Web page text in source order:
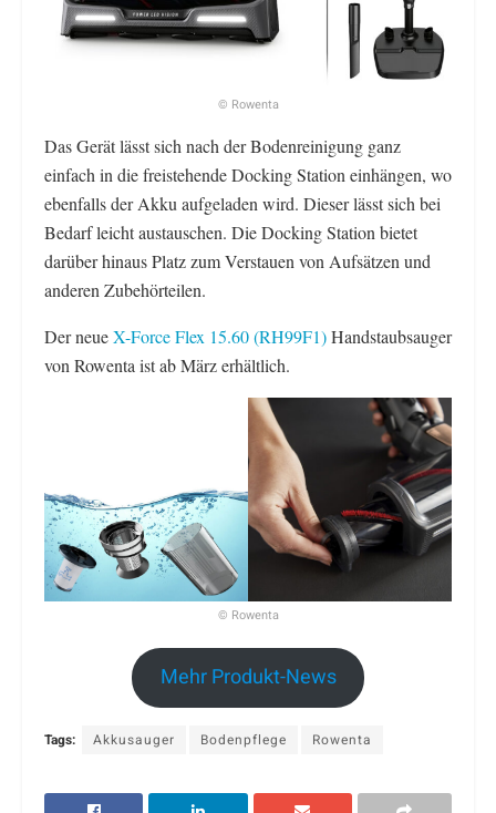
© Rowenta
Das Gerät lässt sich nach der Bodenreinigung ganz
einfach in die freistehende Docking Station einhängen, wo
ebenfalls der Akku aufgeladen wird. Dieser lässt sich bei
Bedarf leicht austauschen. Die Docking Station bietet
darüber hinaus Platz zum Verstauen von Aufsätzen und
anderen Zubehörteilen.
Der neueX-Force Flex 15.60 (RH99F1)Handstaubsauger
von Rowenta ist ab März erhältlich.
© Rowenta
Mehr Produkt-News
Tags: Akkusauger Bodenpflege Rowenta